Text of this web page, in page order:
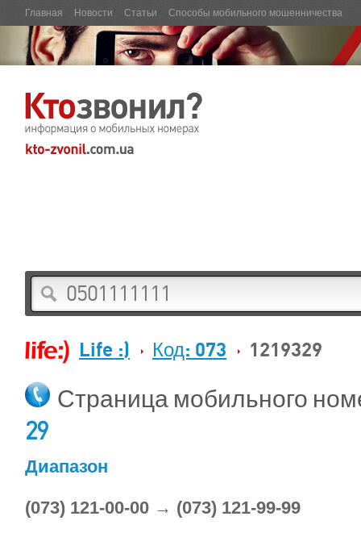
Главная Новости Статьи Способы мобильного мошенничества
Life :) Код: 073 1219329
Страница мобильного
29
Диапазон
(073) 121-00-00 → (073) 121-99-99